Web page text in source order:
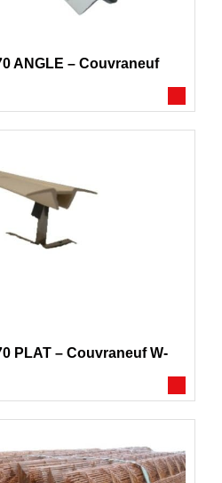
ANGLE – Couvraneuf
PLAT – Couvraneuf W-